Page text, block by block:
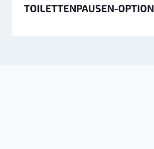
TOILETTENPAUSEN-OPTION